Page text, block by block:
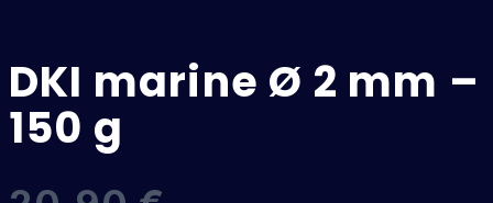
DKI marine Ø 2 mm –
150 g